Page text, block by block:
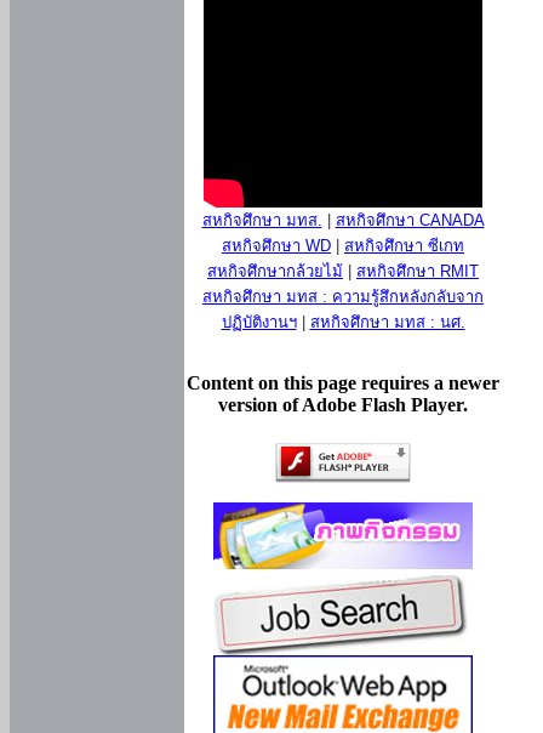
สหกิจศึกษา มทส.
สหกิจศึกษา CANADA
สหกิจศึกษา WD
สหกิจศึกษา ซีเกท
สหกิจศึกษากล้วยไม้
สหกิจศึกษา RMIT
สหกิจศึกษา มทส : ความรู้สึกหลังกลับจาก
ปฏิบัติงานฯ| สหกิจศึกษา มทส : นศ.
Content on this page requires a newer
version of Adobe Flash Player.